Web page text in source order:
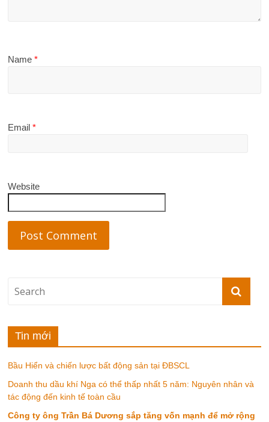
Name*
Email*
Website
Tin mới
Bầu Hiển và chiến lược bất động sản tại ĐBSCL
Doanh thu dầu khí Nga có thể thấp nhất 5 năm: Nguyên nhân và
tác động đến kinh tế toàn cầu
Công ty ông Trần Bá Dương sắp tăng vốn mạnh để mở rộng